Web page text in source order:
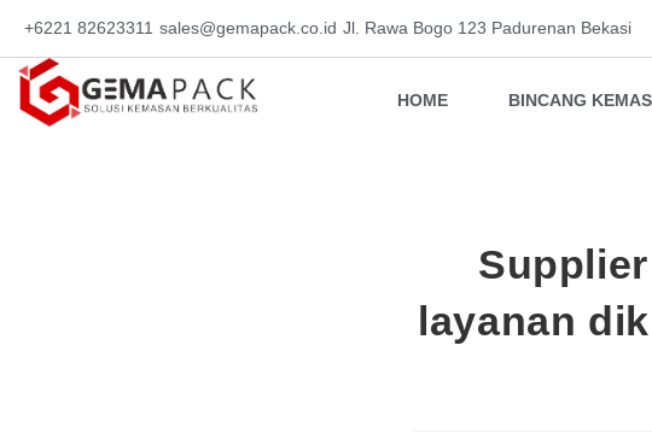
+6221 82623311 sales@gemapack.co.id Jl. Rawa Bogo 123 Padurenan Bekasi
HOME BINCANG
layanan